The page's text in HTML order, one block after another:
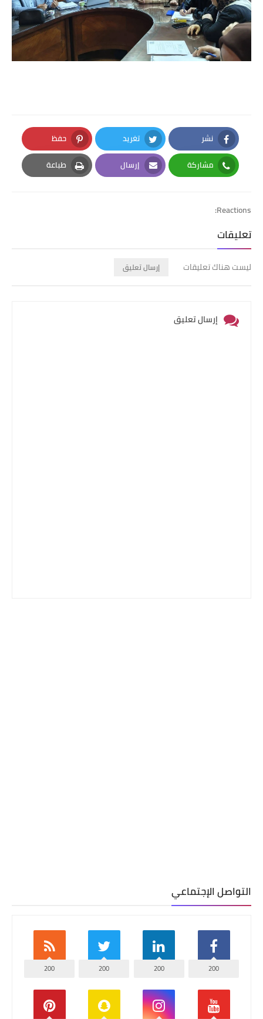
نشر
Facebook
تغريد
Twitter
حفظ
Pinterest
مشاركة
Whatsapp
إرسال
Email
طباعة
Print
Reactions:
تعليقات
ليست هناك تعليقات إرسال تعليق
إرسال تعليق
التواصل الإجتماعي
200
200
200
200